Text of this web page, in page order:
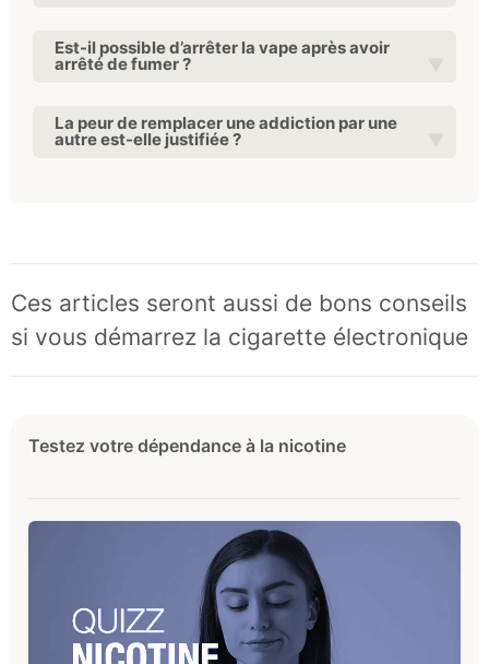
Est-il possible d’arrêter la vape après avoir
arrêté de fumer ?
La peur de remplacer une addiction par une
autre est-elle justifiée ?
Ces articles seront aussi de bons conseils
si vous démarrez la cigarette électronique
Testez votre dépendance à la nicotine